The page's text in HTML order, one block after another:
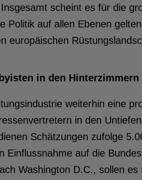
scheint es für die
Politik auf allen Ebenen
europäischen
in den
weiterhin eine
in den
Schätzungen zufolge
Einflussnahme auf die
Washington D.C., sollen